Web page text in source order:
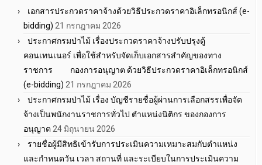
เอกสารประกวดราคาจ้างด้วยวิธีประกวดราคาอิเล็กทรอนิกส์ (e-
bidding) 21 กรกฎาคม 2026
ประกาศกรมป่าไม้ เรื่องประกวดราคาจ้างปรับปรุงตู้
คอนเทนเนอร์ เพื่อใช้สำหรับจัดเก็บเอกสารสำคัญของทาง
ราชการ กองการอนุญาต ด้วยวิธีประกวดราคาอิเล็กทรอนิกส์
(e-bidding) 21 กรกฎาคม 2026
ประกาศกรมป่าไม้ เรื่อง บัญชีรายชื่อผู้ผ่านการเลือกสรรเพื่อจัด
จ้างเป็นพนักงานราชการทั่วไป ตำแหน่งนิติกร ของกองการ
อนุญาต 24 มิถุนายน 2026
รายชื่อผู้มีสิทธิเข้ารับการประเมินความเหมาะสมกับตำแหน่ง
และกำหนดวัน เวลา สถานที่ และระเบียบในการประเมินความ